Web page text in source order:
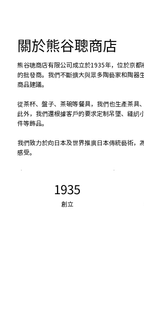
關於熊谷聰商店
熊谷聰商店有限公司成立於1935年，位於京都
的批發商。我們不斷擴大與眾多陶藝家和陶器
商品建議。
從茶杯、盤子、茶碗等餐具，我們也生產茶具
此外，我們還根據客戶的要求定制吊墜、縫紉
件等飾品。
我們致力於向日本及世界推廣日本傳統藝術，
感受。
1935
創立